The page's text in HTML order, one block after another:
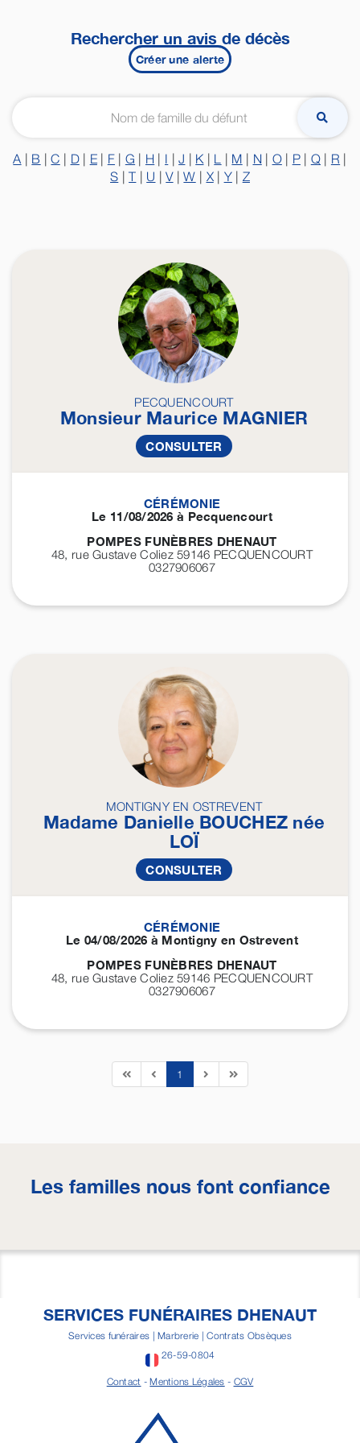
Rechercher un avis de décès
Créer une alerte
A B |C D| E| F G H I |J K L M N O| P| Q R
S |T U |V|W X| Y| Z
PECQUENCOURT
Monsieur Maurice MAGNIER
CONSULTER
CÉRÉMONIE
Le 11/08/2026 à Pecquencourt
POMPES FUNÈBRES DHENAUT
48, rue Gustave Coliez 59146 PECQUENCOURT
0327906067
MONTIGNY EN OSTREVENT
Madame Danielle BOUCHEZ née
LOÏ
CONSULTER
CÉRÉMONIE
Le 04/08/2026 à Montigny en Ostrevent
POMPES FUNÈBRES DHENAUT
48, rue Gustave Coliez 59146 PECQUENCOURT
0327906067
1
Les familles nous font confiance
SERVICES FUNÉRAIRES DHENAUT
Services funéraires | Marbrerie | Contrats Obsèques
26-59-0804
Contact -Mentions Légales - CGV